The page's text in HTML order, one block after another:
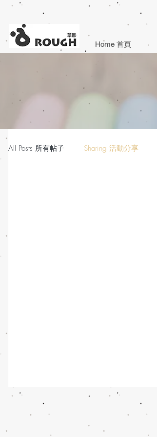
Home 首頁
All Posts 所有帖子 Sharing 活動分享